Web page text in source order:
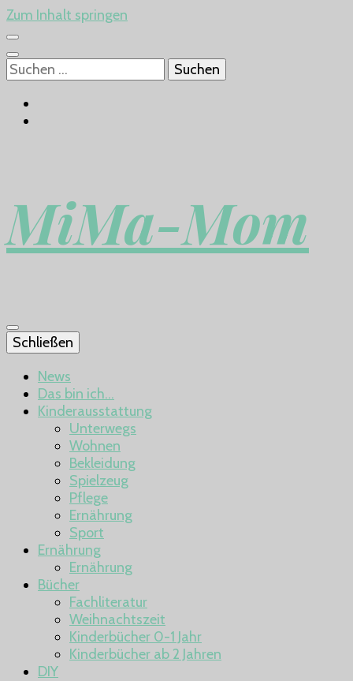
Zum Inhalt springen
Suchen
nach:
MiMa-Mom
Schließen
News
Das bin ich…
Kinderausstattung
Unterwegs
Wohnen
Bekleidung
Spielzeug
Pflege
Ernährung
Sport
Ernährung
Ernährung
Bücher
Fachliteratur
Weihnachtszeit
Kinderbücher 0-1 Jahr
Kinderbücher ab 2 Jahren
DIY